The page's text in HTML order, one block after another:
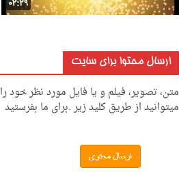
ارسال محتوا برای سایت
متن، تصویر، فیلم و یا فایل مورد نظر خود را
میتوانید از طریق کلید زیر .برای ما بفرستید